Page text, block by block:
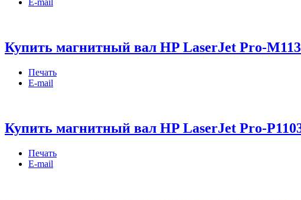
E-mail
Купить магнитный вал HP LaserJet Pro-
Печать
E-mail
Купить магнитный вал HP LaserJet Pro-
Печать
E-mail